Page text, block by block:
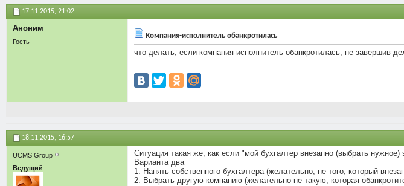
17.11.2015, 21:02
Аноним
Гость
Компания-исполнитель обанкротилась
что делать, если компания-исполнитель обанкротилась, не завершив
18.11.2015, 16:57
UCMS Group
Ведущий
Ситуация такая же, как если "мой бухгалтер внезапно (выбрать
Варианта два
1. Нанять собственного бухгалтера (желательно, не того, который
2. Выбрать другую компанию (желательно не такую, которая